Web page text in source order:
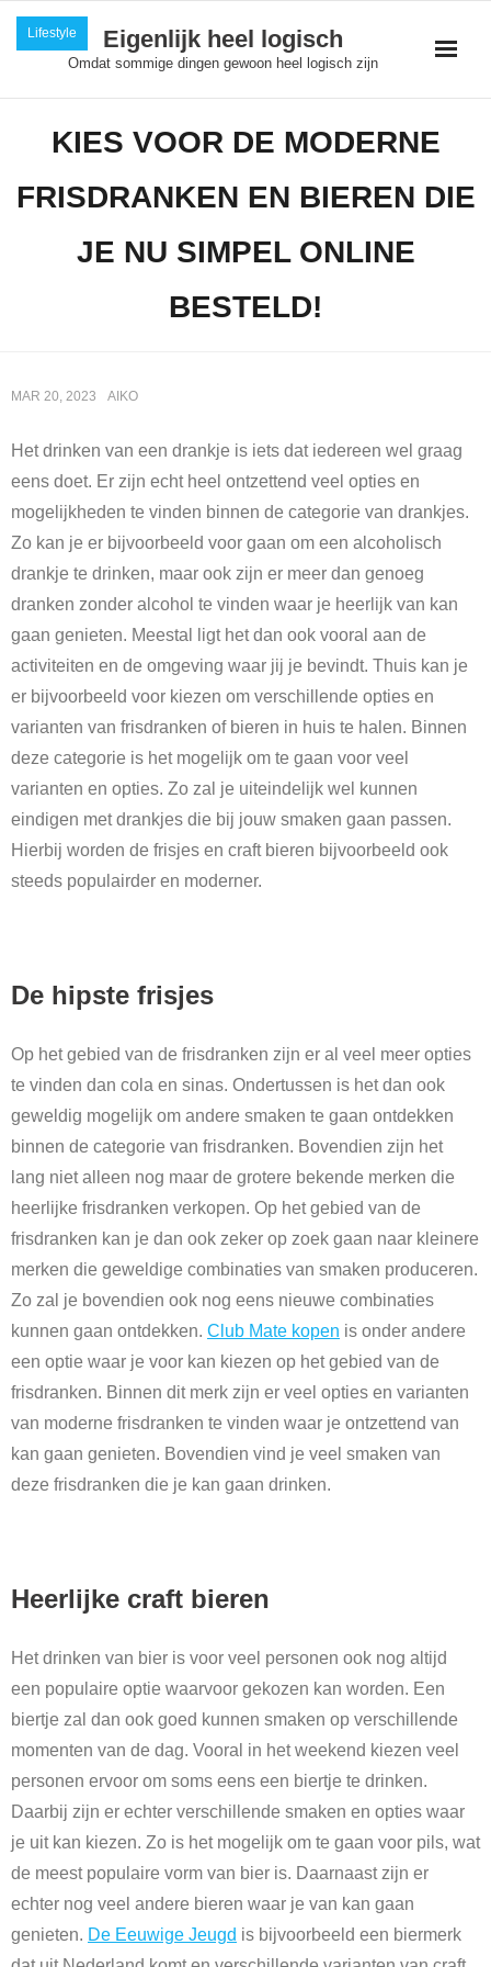
Skip
Eigenlijk heel logisch
Omdat sommige dingen gewoon heel logisch zijn
KIES VOOR DE MODERNE
FRISDRANKEN EN BIEREN DIE
JE NU SIMPEL ONLINE
BESTELD!
MAR 20, 2023 AIKO
Lifestyle
Het drinken van een drankje is iets dat iedereen wel graag
eens doet. Er zijn echt heel ontzettend veel opties en
mogelijkheden te vinden binnen de categorie van drankjes.
Zo kan je er bijvoorbeeld voor gaan om een alcoholisch
drankje te drinken, maar ook zijn er meer dan genoeg
dranken zonder alcohol te vinden waar je heerlijk van kan
gaan genieten. Meestal ligt het dan ook vooral aan de
activiteiten en de omgeving waar jij je bevindt. Thuis kan je
er bijvoorbeeld voor kiezen om verschillende opties en
varianten van frisdranken of bieren in huis te halen. Binnen
deze categorie is het mogelijk om te gaan voor veel
varianten en opties. Zo zal je uiteindelijk wel kunnen
eindigen met drankjes die bij jouw smaken gaan passen.
Hierbij worden de frisjes en craft bieren bijvoorbeeld ook
steeds populairder en moderner.
De hipste frisjes
Op het gebied van de frisdranken zijn er al veel meer opties
te vinden dan cola en sinas. Ondertussen is het dan ook
geweldig mogelijk om andere smaken te gaan ontdekken
binnen de categorie van frisdranken. Bovendien zijn het
lang niet alleen nog maar de grotere bekende merken die
heerlijke frisdranken verkopen. Op het gebied van de
frisdranken kan je dan ook zeker op zoek gaan naar kleinere
merken die geweldige combinaties van smaken produceren.
Zo zal je bovendien ook nog eens nieuwe combinaties
kunnen gaan ontdekken. Club Mate kopen is onder andere
een optie waar je voor kan kiezen op het gebied van de
frisdranken. Binnen dit merk zijn er veel opties en varianten
van moderne frisdranken te vinden waar je ontzettend van
kan gaan genieten. Bovendien vind je veel smaken van
deze frisdranken die je kan gaan drinken.
Heerlijke craft bieren
Het drinken van bier is voor veel personen ook nog altijd
een populaire optie waarvoor gekozen kan worden. Een
biertje zal dan ook goed kunnen smaken op verschillende
momenten van de dag. Vooral in het weekend kiezen veel
personen ervoor om soms eens een biertje te drinken.
Daarbij zijn er echter verschillende smaken en opties waar
je uit kan kiezen. Zo is het mogelijk om te gaan voor pils, wat
de meest populaire vorm van bier is. Daarnaast zijn er
echter nog veel andere bieren waar je van kan gaan
genieten. De Eeuwige Jeugd is bijvoorbeeld een biermerk